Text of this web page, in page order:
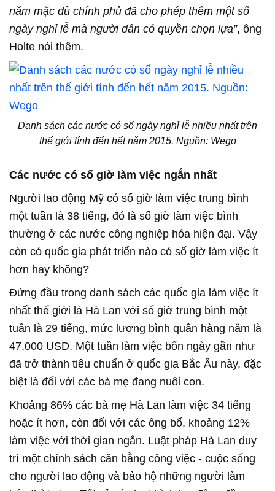
năm mặc dù chính phủ đã cho phép thêm một số
ngày nghỉ lễ mà người dân có quyền chọn lựa”, ông
Holte nói thêm.
Danh sách các nước có số ngày nghỉ lễ nhiều nhất trên
thế giới tính đến hết năm 2015. Nguồn: Wego
Các nước có số giờ làm việc ngắn nhất
Người lao động Mỹ có số giờ làm việc trung bình
một tuần là 38 tiếng, đó là số giờ làm việc bình
thường ở các nước công nghiệp hóa hiện đại. Vậy
còn có quốc gia phát triển nào có số giờ làm việc ít
hơn hay không?
Đứng đầu trong danh sách các quốc gia làm việc ít
nhất thế giới là Hà Lan với số giờ trung bình một
tuần là 29 tiếng, mức lương bình quân hàng năm là
47.000 USD. Một tuần làm việc bốn ngày gần như
đã trở thành tiêu chuẩn ở quốc gia Bắc Âu này, đặc
biệt là đối với các bà mẹ đang nuôi con.
Khoảng 86% các bà mẹ Hà Lan làm việc 34 tiếng
hoặc ít hơn, còn đối với các ông bố, khoảng 12%
làm việc với thời gian ngắn. Luật pháp Hà Lan duy
trì một chính sách cân bằng công việc - cuộc sống
cho người lao động và bảo hộ những người làm